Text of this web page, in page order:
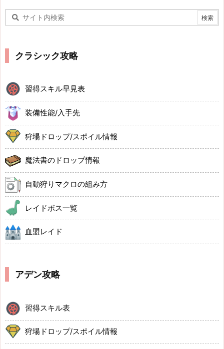
クラシック攻略
習得スキル早見表
装備性能/入手先
狩場ドロップ/スポイル情報
魔法書のドロップ情報
自動狩りマクロの組み方
レイドボス一覧
血盟レイド
アデン攻略
習得スキル表
狩場ドロップ/スポイル情報